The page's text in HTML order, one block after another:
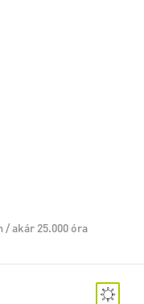
/ akár 25.000 óra